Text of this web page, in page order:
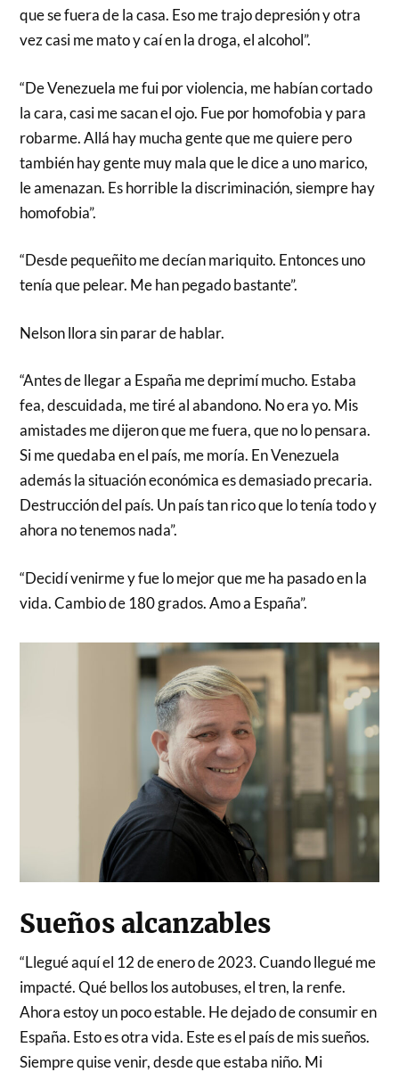
que se fuera de la casa. Eso me trajo depresión y otra
vez casi me mato y caí en la droga, el alcohol”.
“De Venezuela me fui por violencia, me habían cortado
la cara, casi me sacan el ojo. Fue por homofobia y para
robarme. Allá hay mucha gente que me quiere pero
también hay gente muy mala que le dice a uno marico,
le amenazan. Es horrible la discriminación, siempre hay
homofobia”.
“Desde pequeñito me decían mariquito. Entonces uno
tenía que pelear. Me han pegado bastante”.
Nelson llora sin parar de hablar.
“Antes de llegar a España me deprimí mucho. Estaba
fea, descuidada, me tiré al abandono. No era yo. Mis
amistades me dijeron que me fuera, que no lo pensara.
Si me quedaba en el país, me moría. En Venezuela
además la situación económica es demasiado precaria.
Destrucción del país. Un país tan rico que lo tenía todo y
ahora no tenemos nada”.
“Decidí venirme y fue lo mejor que me ha pasado en la
vida. Cambio de 180 grados. Amo a España”.
Sueños alcanzables
“Llegué aquí el 12 de enero de 2023. Cuando llegué me
impacté. Qué bellos los autobuses, el tren, la renfe.
Ahora estoy un poco estable. He dejado de consumir en
España. Esto es otra vida. Este es el país de mis sueños.
Siempre quise venir, desde que estaba niño. Mi